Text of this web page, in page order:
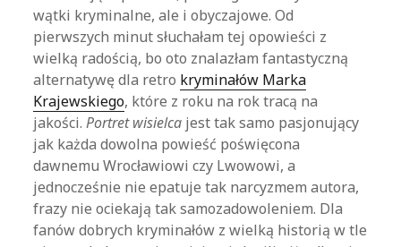
wątki kryminalne, ale i obyczajowe. Od
pierwszych minut słuchałam tej opowieści z
wielką radością, bo oto znalazłam fantastyczną
alternatywę dla retro kryminałów Marka
Krajewskiego, które z roku na rok tracą na
jakości.Portret wisielca jest tak samo pasjonujący
jak każda dowolna powieść poświęcona
dawnemu Wrocławiowi czy Lwowowi, a
jednocześnie nie epatuje tak narcyzmem autora,
frazy nie ociekają tak samozadowoleniem. Dla
fanów dobrych kryminałów z wielką historią w tle